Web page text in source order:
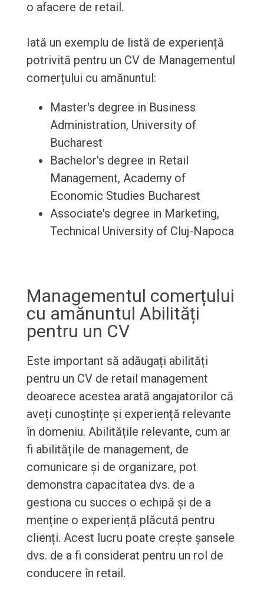
o afacere de retail.
Iată un exemplu de listă de experiență
potrivită pentru un CV de Managementul
comerțului cu amănuntul:
Master's degree in Business
Administration, University of
Bucharest
Bachelor's degree in Retail
Management, Academy of
Economic Studies Bucharest
Associate's degree in Marketing,
Technical University of Cluj-Napoca
Managementul comerțului
cu amănuntul Abilități
pentru un CV
Este important să adăugați abilități
pentru un CV de retail management
deoarece acestea arată angajatorilor că
aveți cunoștințe și experiență relevante
în domeniu. Abilitățile relevante, cum ar
fi abilitățile de management, de
comunicare și de organizare, pot
demonstra capacitatea dvs. de a
gestiona cu succes o echipă și de a
menține o experiență plăcută pentru
clienți. Acest lucru poate crește șansele
dvs. de a fi considerat pentru un rol de
conducere în retail.